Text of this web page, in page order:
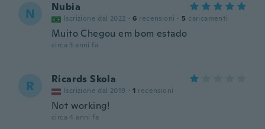
N Nubia
Iscrizione dal 2022 · 6 recensioni · 5 caricamenti
Muito Chegou em bom estado
circa 3 anni fa
R Ricards Skola
Iscrizione dal 2019 · 1 recensioni
Not working!
circa 4 anni fa